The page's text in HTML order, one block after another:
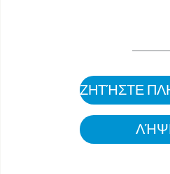
ΖΗΤΉΣΤΕ